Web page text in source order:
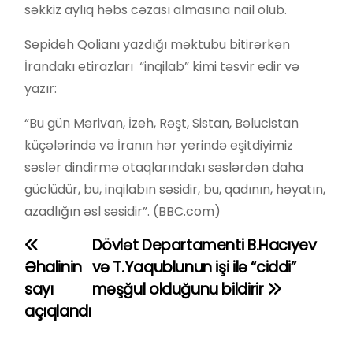
səkkiz aylıq həbs cəzası almasına nail olub.
Sepideh Qolianı yazdığı məktubu bitirərkən
İrandakı etirazları “inqilab” kimi təsvir edir və
yazır:
“Bu gün Mərivan, İzeh, Rəşt, Sistan, Bəlucistan
küçələrində və İranın hər yerində eşitdiyimiz
səslər dindirmə otaqlarındakı səslərdən daha
güclüdür, bu, inqilabın səsidir, bu, qadının, həyatın,
azadlığın əsl səsidir”. (BBC.com)
Y
a
z
Dövlət Departamenti B.Hacıyev
və T.Yaqublunun işi ilə “ciddi”
məşğul olduğunu bildirir
Əhalinin
sayı
açıqlandı